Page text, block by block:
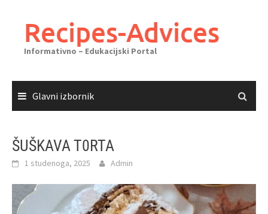
sadržajaRecipes-Advices
Informativno – Edukacijski Portal
Glavni izbornik
ŠUŠKAVA T0RTA
1 studenoga, 2025 Admin